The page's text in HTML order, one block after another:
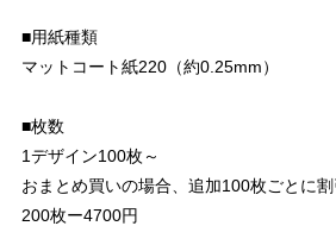
■用紙種類
マットコート紙220（約0.25mm）
■枚数
1デザイン100枚～
おまとめ買いの場合、追加100枚ごとに割
200枚ー4700円